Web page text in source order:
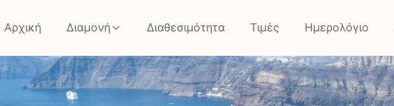
Αρχική Διαμονή Διαθεσιμότητα Τιμές Ημερολόγιο